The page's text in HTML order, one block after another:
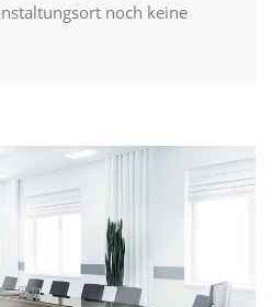
noch keine